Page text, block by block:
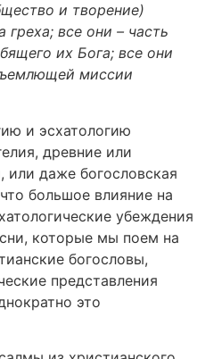
и творение)
все они – часть
их Бога; все они
миссии
и эсхатологию
древние или
даже богословская
большое влияние на
убеждения
которые мы поем на
богословы,
представления
это